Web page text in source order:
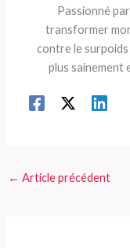
Passionné
transformer
contre le
plus sainement
← Article précédent